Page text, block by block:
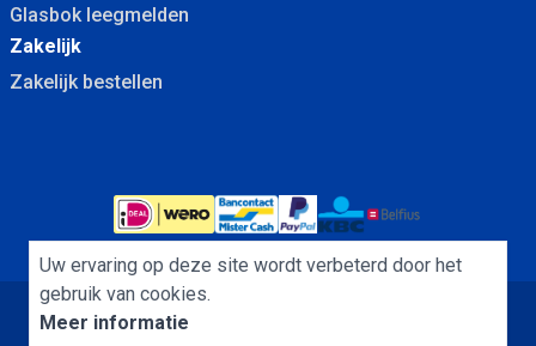
Glasbok leegmelden
Zakelijk
Zakelijk bestellen
Algemene Voorwaarden
Uw ervaring op deze site wordt verbeterd door het
gebruik van cookies.
Meer informatie